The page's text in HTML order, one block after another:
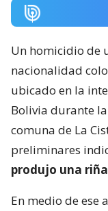
Un homicidio de
nacionalidad
ubicado en la
Bolivia durante
comuna de La
preliminares
produjo una
En medio de ese